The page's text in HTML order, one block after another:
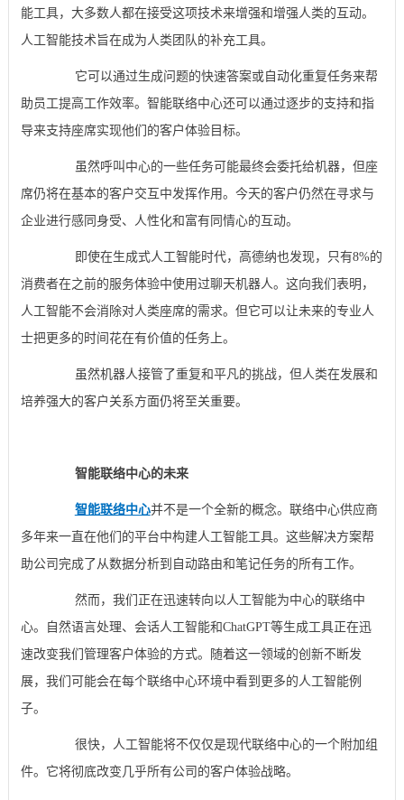
能工具，大多数人都在接受这项技术来增强和增强人类的互动。
人工智能技术旨在成为人类团队的补充工具。
它可以通过生成问题的快速答案或自动化重复任务来帮
助员工提高工作效率。智能联络中心还可以通过逐步的支持和指
导来支持座席实现他们的客户体验目标。
虽然呼叫中心的一些任务可能最终会委托给机器，但座
席仍将在基本的客户交互中发挥作用。今天的客户仍然在寻求与
企业进行感同身受、人性化和富有同情心的互动。
即使在生成式人工智能时代，高德纳也发现，只有8%的
消费者在之前的服务体验中使用过聊天机器人。这向我们表明，
人工智能不会消除对人类座席的需求。但它可以让未来的专业人
士把更多的时间花在有价值的任务上。
虽然机器人接管了重复和平凡的挑战，但人类在发展和
培养强大的客户关系方面仍将至关重要。
智能联络中心的未来
智能联络中心并不是一个全新的概念。联络中心供应商
多年来一直在他们的平台中构建人工智能工具。这些解决方案帮
助公司完成了从数据分析到自动路由和笔记任务的所有工作。
然而，我们正在迅速转向以人工智能为中心的联络中
心。自然语言处理、会话人工智能和ChatGPT等生成工具正在迅
速改变我们管理客户体验的方式。随着这一领域的创新不断发
展，我们可能会在每个联络中心环境中看到更多的人工智能例
子。
很快，人工智能将不仅仅是现代联络中心的一个附加组
件。它将彻底改变几乎所有公司的客户体验战略。